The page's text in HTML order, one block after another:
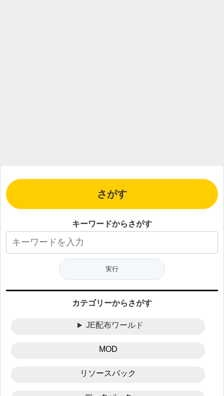
さがす
キーワードからさがす
カテゴリーからさがす
JE配布ワールド
MOD
リソースパック